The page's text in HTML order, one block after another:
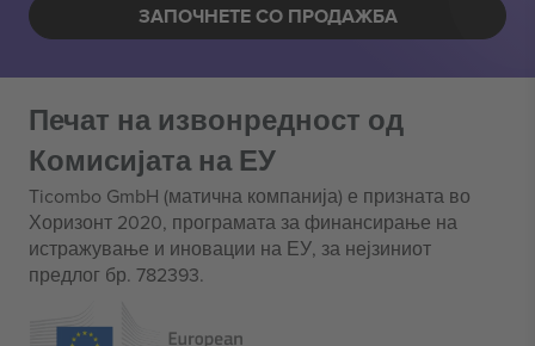
ЗАПОЧНЕТЕ СО ПРОДАЖБА
Печат на извонредност од
Комисијата на ЕУ
Ticombo GmbH (матична компанија) е призната во
Хоризонт 2020, програмата за финансирање на
истражување и иновации на ЕУ, за нејзиниот
предлог бр. 782393.